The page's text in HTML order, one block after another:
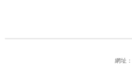
網址：